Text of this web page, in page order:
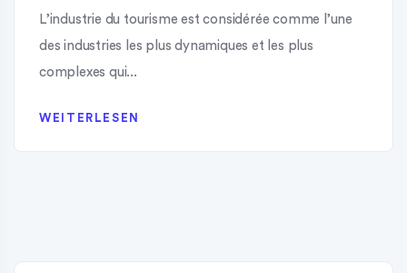
L’industrie du tourisme est considérée comme l’une
des industries les plus dynamiques et les plus
complexes qui...
WEITERLESEN